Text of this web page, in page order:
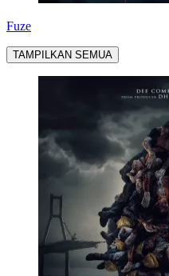
Fuze
TAMPILKAN SEMUA